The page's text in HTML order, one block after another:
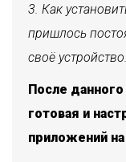
Как
пришлось
своё устройство.
После
готовая и
приложений